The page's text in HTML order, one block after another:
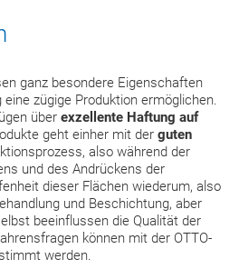
ganz besondere Eigenschaften
zügige Produktion ermöglichen.
über exzellente Haftung auf
geht einher mit der guten
also während der
und des Andrückens der
dieser Flächen wiederum, also
und Beschichtung, aber
beeinflussen die Qualität der
können mit der OTTO-
werden.